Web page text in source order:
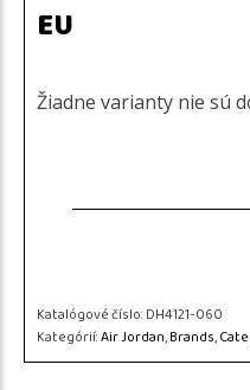
EU
Žiadne varianty nie sú
Katalógové číslo:DH4121-060
Kategórií:Air Jordan,Brands,